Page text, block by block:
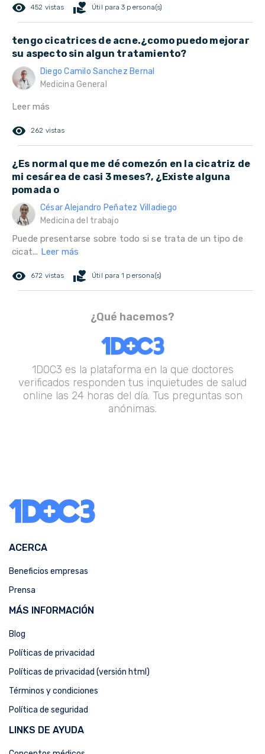
remove_red_eye 452 vistas volunteer_activism Útil para 3 persona(s)
tengo cicatrices de acne.¿como puedo mejorar
su aspecto sin algun tratamiento?
Diego Camilo Sanchez Bernal
Medicina General
Leer más
remove_red_eye 262 vistas
¿Es normal que me dé comezón en la cicatriz de
mi cesárea de casi 3 meses?, ¿Existe alguna
pomada o
César Alejandro Peñatez Villadiego
Medicina del trabajo
Puede presentarse sobre todo si se trata de un tipo de
cicat... Leer más
remove_red_eye 672 vistas volunteer_activism Útil para 1 persona(s)
¿Qué hacemos?
1DOC3 es la plataforma en la que doctores
verificados responden tus inquietudes de salud
online las 24 horas del día. Tus preguntas son
anónimas.
ACERCA
Beneficios empresas
Prensa
MÁS INFORMACIÓN
Blog
Políticas de privacidad
Políticas de privacidad (versión html)
Términos y condiciones
Política de seguridad
LINKS DE AYUDA